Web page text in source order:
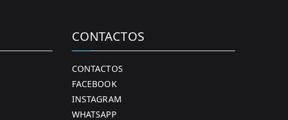
CONTACTOS
CONTACTOS
FACEBOOK
INSTAGRAM
WHATSAPP